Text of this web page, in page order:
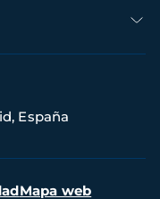
España
Mapa web